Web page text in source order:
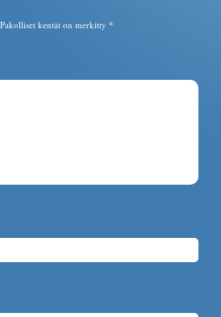
Pakolliset kentät on merkitty *